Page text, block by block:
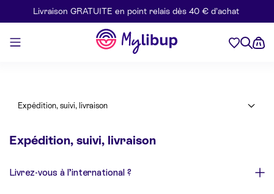
Aller au contenu
Livraison GRATUITE en point relais dès 40 € d’achat
Mylibup
Expédition, suivi, livraison
Expédition, suivi, livraison
Livrez-vous à l’international ?